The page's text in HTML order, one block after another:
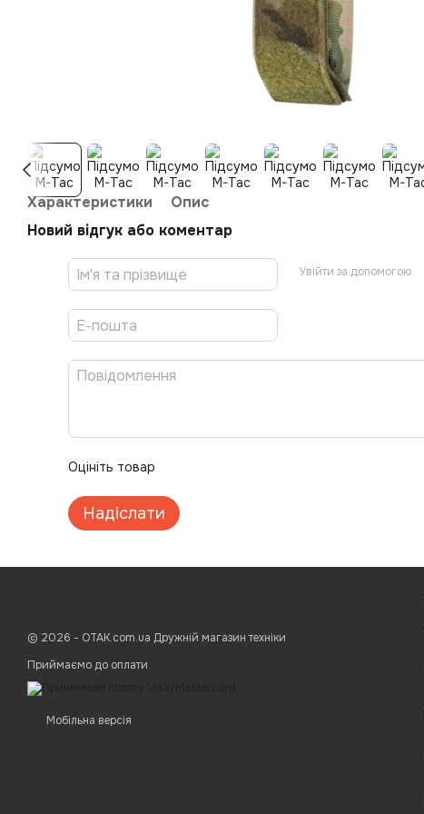
Характеристики
Опис
Новий відгук або коментар
Увійти за допомогою
Оцініть товар
Надіслати
© 2026 - ОТАК.com.ua Дружній магазин техніки
Приймаємо до оплати
Мобільна версія